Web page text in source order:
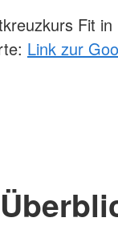
Fit in
Link zur